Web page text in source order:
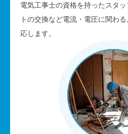
電気工事士の資格を持ったスタ
トの交換など電流・電圧に関わ
応します。